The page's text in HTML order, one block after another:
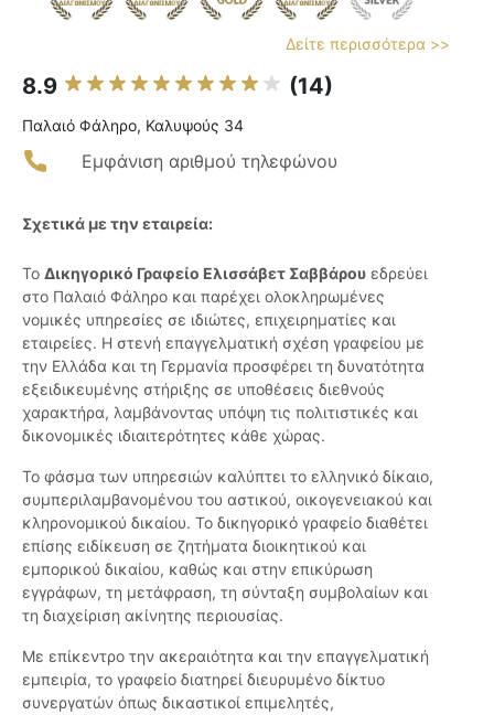
Δείτε περισσότερα >>
8.9 (14)
Παλαιό Φάληρο, Καλυψούς 34
Εμφάνιση αριθμού τηλεφώνου
Σχετικά με την εταιρεία:
Το Δικηγορικό Γραφείο Ελισσάβετ Σαββάρου εδρεύει
στο Παλαιό Φάληρο και παρέχει ολοκληρωμένες
νομικές υπηρεσίες σε ιδιώτες, επιχειρηματίες και
εταιρείες. Η στενή επαγγελματική σχέση γραφείου με
την Ελλάδα και τη Γερμανία προσφέρει τη δυνατότητα
εξειδικευμένης στήριξης σε υποθέσεις διεθνούς
χαρακτήρα, λαμβάνοντας υπόψη τις πολιτιστικές και
δικονομικές ιδιαιτερότητες κάθε χώρας.
Το φάσμα των υπηρεσιών καλύπτει το ελληνικό δίκαιο,
συμπεριλαμβανομένου του αστικού, οικογενειακού και
κληρονομικού δικαίου. Το δικηγορικό γραφείο διαθέτει
επίσης ειδίκευση σε ζητήματα διοικητικού και
εμπορικού δικαίου, καθώς και στην επικύρωση
εγγράφων, τη μετάφραση, τη σύνταξη συμβολαίων και
τη διαχείριση ακίνητης περιουσίας.
Με επίκεντρο την ακεραιότητα και την επαγγελματική
εμπειρία, το γραφείο διατηρεί διευρυμένο δίκτυο
συνεργατών όπως δικαστικοί επιμελητές,